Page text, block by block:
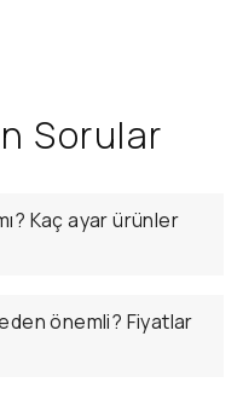
Sorular
Kaç ayar ürünler
önemli? Fiyatlar